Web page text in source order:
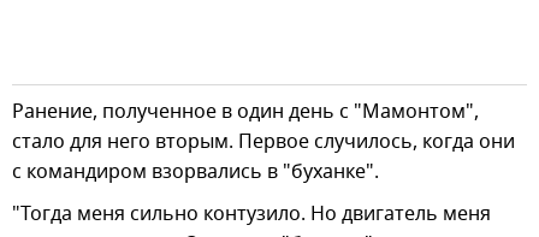
Ранение, полученное в один день с "Мамонтом",
стало для него вторым. Первое случилось, когда они
с командиром взорвались в "буханке".
"Тогда меня сильно контузило. Но двигатель меня